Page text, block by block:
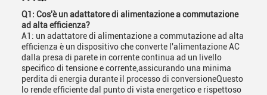
Q1: Cos'è un adattatore di alimentazione a commutazione
ad alta efficienza?
A1: un adattatore di alimentazione a commutazione ad alta
efficienza è un dispositivo che converte l'alimentazione AC
dalla presa di parete in corrente continua ad un livello
specifico di tensione e corrente,assicurando una minima
perdita di energia durante il processo di conversioneQuesto
lo rende efficiente dal punto di vista energetico e rispettoso